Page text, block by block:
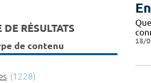
18/
DE RÉSULTATS
de contenu
(1228)